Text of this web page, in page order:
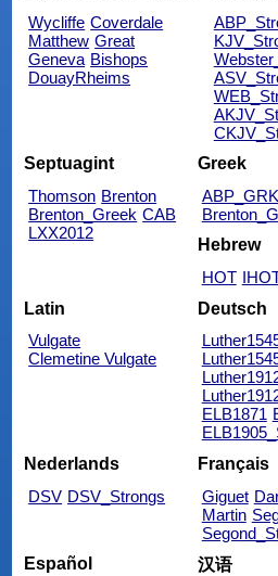
Wycliffe Coverdale
Matthew Great
Geneva Bishops
DouayRheims
Septuagint
Thomson Brenton
Brenton_Greek CAB
LXX2012
Greek
ABP_GRK
Hebrew
HOT
Latin
Vulgate
Clemetine Vulgate
Deutsch
ELB1871
Nederlands
DSV DSV_Strongs
Français
Giguet
Martin
Español
汉语